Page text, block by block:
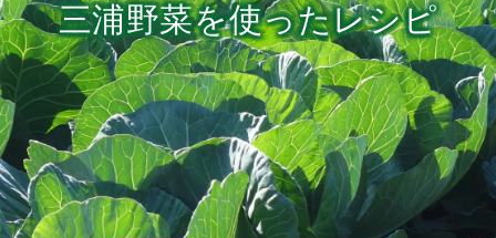
三浦野菜を使ったレシピ